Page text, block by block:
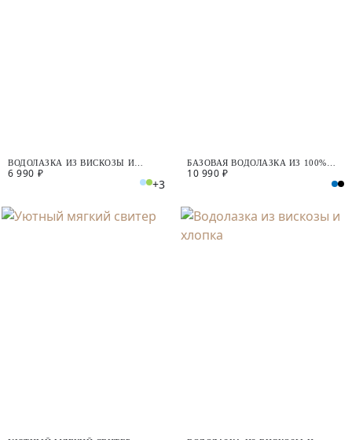
ВОДОЛАЗКА ИЗ ВИСКОЗЫ И
ХЛОПКА
6 990 ₽
+3
БАЗОВАЯ ВОДОЛАЗКА ИЗ 100%
ШЕРСТИ МЕРИНОСА
10 990 ₽